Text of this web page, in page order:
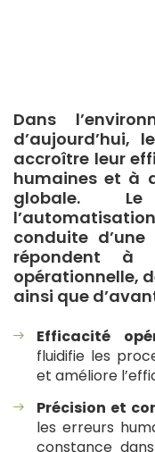
Dans
d’aujourd’hui,
accroître leur
humaines et à
globale.
conduite
répondent à
opérationnelle,
ainsi que
Efficacité
fluidifie les
et améliore
Précision et
les erreurs
constance